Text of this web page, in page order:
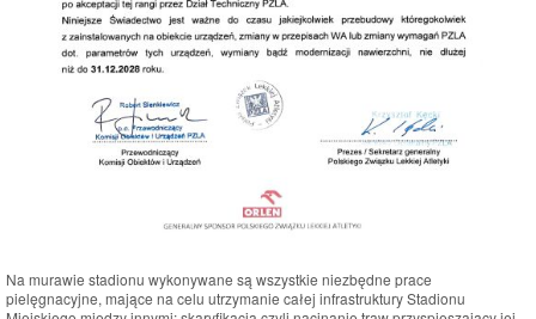
Na murawie stadionu wykonywane są wszystkie niezbędne prace
pielęgnacyjne, mające na celu utrzymanie całej infrastruktury Stadionu